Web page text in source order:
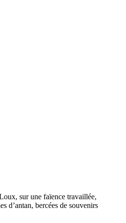
sur une faïence travaillée,
d’antan, bercées de souvenirs